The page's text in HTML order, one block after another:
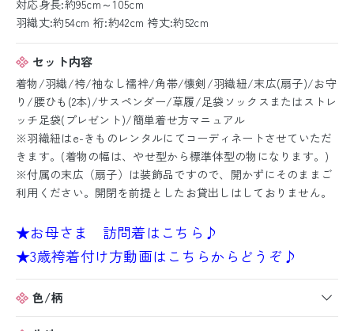
対応身長:約95cm～105cm
羽織丈:約54cm 裄:約42cm 袴丈:約52cm
セット内容
着物/羽織/袴/袖なし襦袢/角帯/懐剣/羽織紐/末広(扇子)/お守
り/腰ひも(2本)/サスペンダー/草履/足袋ソックスまたはストレ
ッチ足袋(プレゼント)/簡単着せ方マニュアル
※羽織紐はe-きものレンタルにてコーディネートさせていただ
きます。(着物の幅は、やせ型から標準体型の物になります。)
※付属の末広（扇子）は装飾品ですので、開かずにそのままご
利用ください。開閉を前提としたお貸出しはしておりません。
★お母さま 訪問着はこちら♪
★3歳袴着付け方動画はこちらからどうぞ♪
色/柄